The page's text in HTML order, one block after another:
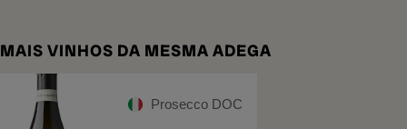
MAIS VINHOS DA MESMA ADEGA
Prosecco DOC